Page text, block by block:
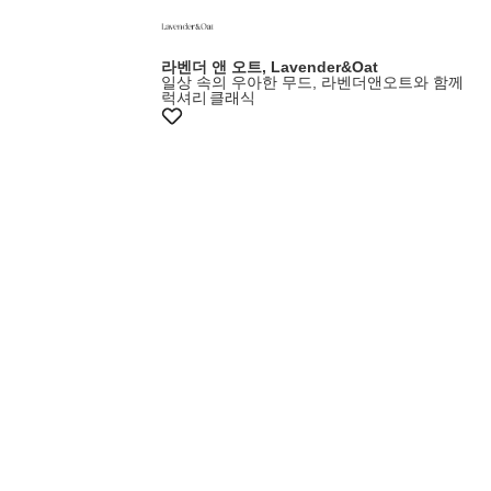
라벤더 앤 오트, Lavender&Oat
일상 속의 우아한 무드, 라벤더앤오트와 함께
럭셔리 클래식